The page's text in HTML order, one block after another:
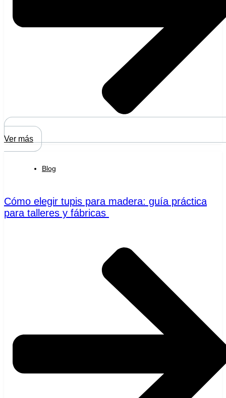
Ver más
Blog
Cómo elegir tupis para madera: guía práctica
para talleres y fábricas